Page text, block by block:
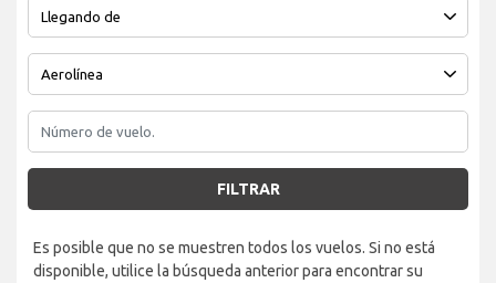
FILTRAR
Es posible que no se muestren todos los vuelos. Si no está
disponible, utilice la búsqueda anterior para encontrar su